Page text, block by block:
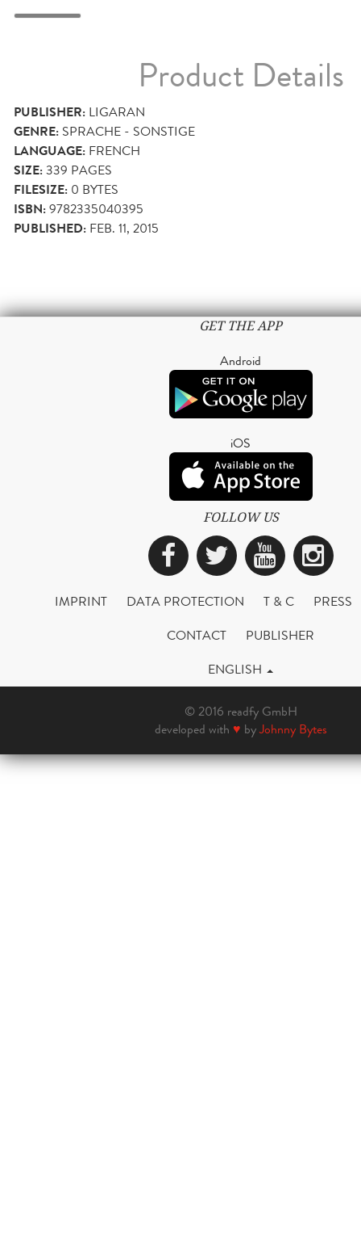
Product Details
PUBLISHER: LIGARAN
GENRE: SPRACHE - SONSTIGE
LANGUAGE: FRENCH
SIZE:339 PAGES
FILESIZE: 0 BYTES
ISBN:9782335040395
PUBLISHED: FEB. 11, 2015
GET THE APP
Android
iOS
FOLLOW US
Facebook
Twitter
IMPRINT DATA PROTECTION T & C
PRESS
CONTACT
PUBLISHER
ENGLISH
© 2016 readfy GmbH
developed with ♥ byJohnny Bytes